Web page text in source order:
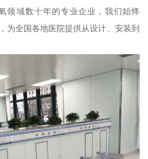
领域数十年的专业企业，我们始终
为全国各地医院提供从设计、安装到